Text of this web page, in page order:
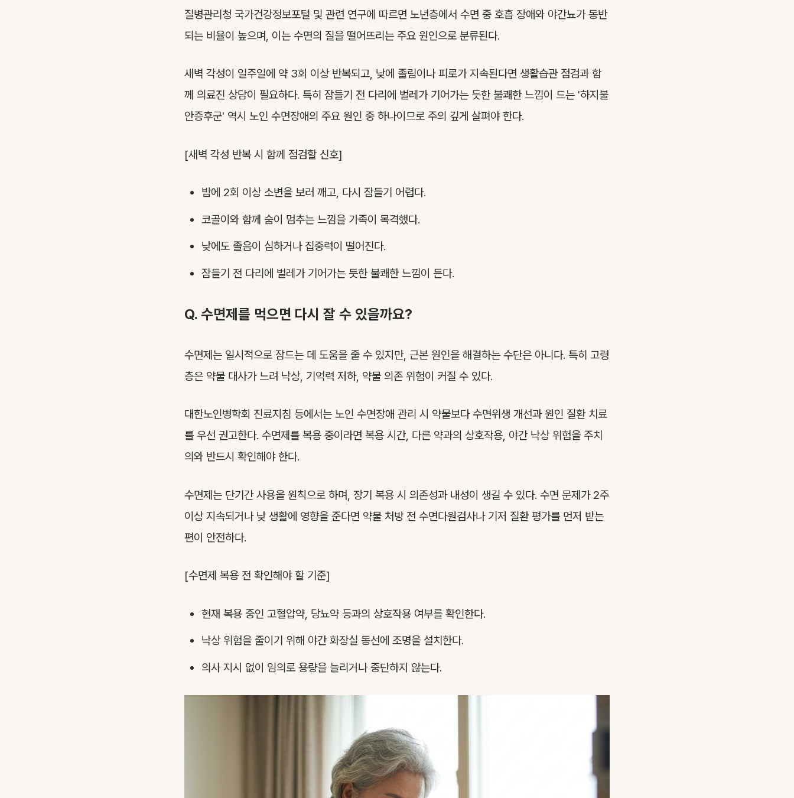
질병관리청 국가건강정보포털 및 관련 연구에 따르면 노년층에서 수면 중 호흡 장애와 야간뇨가 동반
되는 비율이 높으며, 이는 수면의 질을 떨어뜨리는 주요 원인으로 분류된다.
새벽 각성이 일주일에 약 3회 이상 반복되고, 낮에 졸림이나 피로가 지속된다면 생활습관 점검과 함
께 의료진 상담이 필요하다. 특히 잠들기 전 다리에 벌레가 기어가는 듯한 불쾌한 느낌이 드는 '하지불
안증후군' 역시 노인 수면장애의 주요 원인 중 하나이므로 주의 깊게 살펴야 한다.
[새벽 각성 반복 시 함께 점검할 신호]
밤에 2회 이상 소변을 보러 깨고, 다시 잠들기 어렵다.
코골이와 함께 숨이 멈추는 느낌을 가족이 목격했다.
낮에도 졸음이 심하거나 집중력이 떨어진다.
잠들기 전 다리에 벌레가 기어가는 듯한 불쾌한 느낌이 든다.
Q. 수면제를 먹으면 다시 잘 수 있을까요?
수면제는 일시적으로 잠드는 데 도움을 줄 수 있지만, 근본 원인을 해결하는 수단은 아니다. 특히 고령
층은 약물 대사가 느려 낙상, 기억력 저하, 약물 의존 위험이 커질 수 있다.
대한노인병학회 진료지침 등에서는 노인 수면장애 관리 시 약물보다 수면위생 개선과 원인 질환 치료
를 우선 권고한다. 수면제를 복용 중이라면 복용 시간, 다른 약과의 상호작용, 야간 낙상 위험을 주치
의와 반드시 확인해야 한다.
수면제는 단기간 사용을 원칙으로 하며, 장기 복용 시 의존성과 내성이 생길 수 있다. 수면 문제가 2주
이상 지속되거나 낮 생활에 영향을 준다면 약물 처방 전 수면다원검사나 기저 질환 평가를 먼저 받는
편이 안전하다.
[수면제 복용 전 확인해야 할 기준]
현재 복용 중인 고혈압약, 당뇨약 등과의 상호작용 여부를 확인한다.
낙상 위험을 줄이기 위해 야간 화장실 동선에 조명을 설치한다.
의사 지시 없이 임의로 용량을 늘리거나 중단하지 않는다.